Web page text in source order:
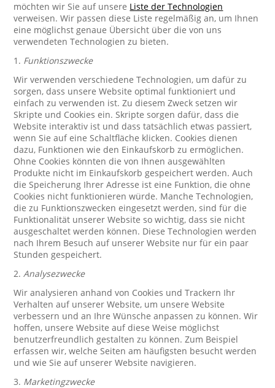
möchten wir Sie auf unsere Liste der Technologien
verweisen. Wir passen diese Liste regelmäßig an, um Ihnen
eine möglichst genaue Übersicht über die von uns
verwendeten Technologien zu bieten.
1. Funktionszwecke
Wir verwenden verschiedene Technologien, um dafür zu
sorgen, dass unsere Website optimal funktioniert und
einfach zu verwenden ist. Zu diesem Zweck setzen wir
Skripte und Cookies ein. Skripte sorgen dafür, dass die
Website interaktiv ist und dass tatsächlich etwas passiert,
wenn Sie auf eine Schaltfläche klicken. Cookies dienen
dazu, Funktionen wie den Einkaufskorb zu ermöglichen.
Ohne Cookies könnten die von Ihnen ausgewählten
Produkte nicht im Einkaufskorb gespeichert werden. Auch
die Speicherung Ihrer Adresse ist eine Funktion, die ohne
Cookies nicht funktionieren würde. Manche Technologien,
die zu Funktionszwecken eingesetzt werden, sind für die
Funktionalität unserer Website so wichtig, dass sie nicht
ausgeschaltet werden können. Diese Technologien werden
nach Ihrem Besuch auf unserer Website nur für ein paar
Stunden gespeichert.
2.Analysezwecke
Wir analysieren anhand von Cookies und Trackern Ihr
Verhalten auf unserer Website, um unsere Website
verbessern und an Ihre Wünsche anpassen zu können. Wir
hoffen, unsere Website auf diese Weise möglichst
benutzerfreundlich gestalten zu können. Zum Beispiel
erfassen wir, welche Seiten am häufigsten besucht werden
und wie Sie auf unserer Website navigieren.
3. Marketingzwecke